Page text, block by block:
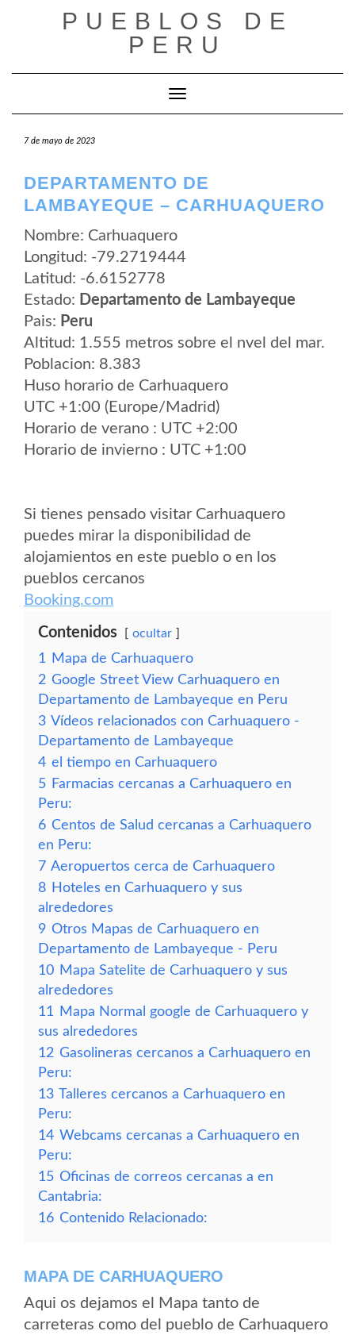
PUEBLOS DE
PERU
Cambiar modo de navegación
7 de mayo de 2023
DEPARTAMENTO DE
LAMBAYEQUE – CARHUAQUERO
Nombre: Carhuaquero
Longitud: -79.2719444
Latitud: -6.6152778
Estado: Departamento de Lambayeque
Pais: Peru
Altitud: 1.555 metros sobre el nvel del mar.
Poblacion: 8.383
Huso horario de Carhuaquero
UTC +1:00 (Europe/Madrid)
Horario de verano : UTC +2:00
Horario de invierno : UTC +1:00
Si tienes pensado visitar Carhuaquero
puedes mirar la disponibilidad de
alojamientos en este pueblo o en los
pueblos cercanos
Booking.com
Contenidos ocultar
1
Mapa de Carhuaquero
2 Google Street View Carhuaquero en
Departamento de Lambayeque en Peru
3 Vídeos relacionados con Carhuaquero -
Departamento de Lambayeque
4 el tiempo en Carhuaquero
5 Farmacias cercanas a Carhuaquero en
Peru:
6 Centos de Salud cercanas a Carhuaquero
en Peru:
7 Aeropuertos cerca de Carhuaquero
8 Hoteles en Carhuaquero y sus
alrededores
9 Otros Mapas de Carhuaquero en
Departamento de Lambayeque - Peru
10 Mapa Satelite de Carhuaquero y sus
alrededores
11
Mapa Normal google de Carhuaquero y
sus alrededores
12 Gasolineras cercanos a Carhuaquero en
Peru:
13 Talleres cercanos a Carhuaquero en
Peru:
14 Webcams cercanas a Carhuaquero en
Peru:
15 Oficinas de correos cercanas a en
Cantabria:
16 Contenido Relacionado:
MAPA DE CARHUAQUERO
Aqui os dejamos el Mapa tanto de
carreteras como del pueblo de Carhuaquero